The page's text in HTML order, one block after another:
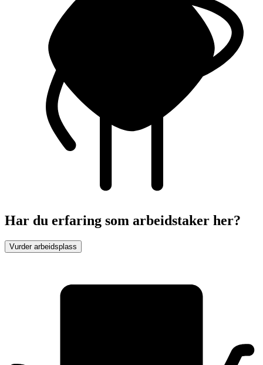
Har du erfaring som arbeidstaker her?
Vurder arbeidsplass